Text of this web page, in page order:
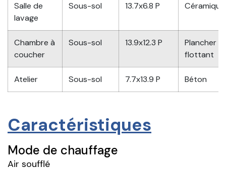
Salle de
lavage
Sous-sol 13.7x6.8 P Céramique
Chambre à
coucher
Sous-sol 13.9x12.3 P
Plancher
flottant
Atelier Sous-sol 7.7x13.9 P Béton
Caractéristiques
Mode de chauffage
Air soufflé